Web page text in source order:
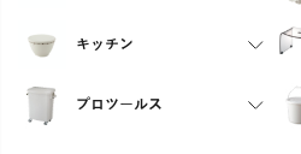
キッチン
プロツールス